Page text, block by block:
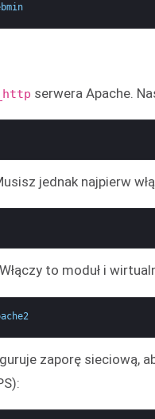
serwera Apache.
jednak najpierw
to moduł i
zaporę sieciową,